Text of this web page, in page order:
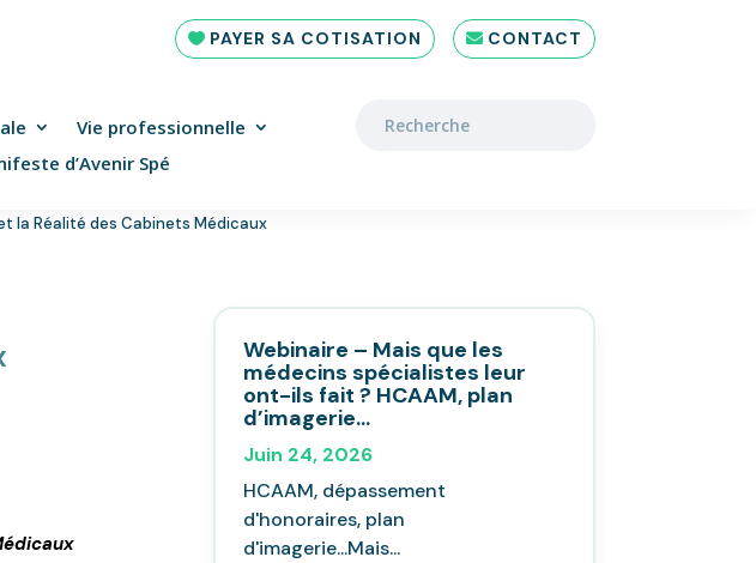
PAYER SA COTISATION CONTACT
Vie professionnelle
d’Avenir Spé
la Réalité des Cabinets Médicaux
Webinaire – Mais que les
médecins spécialistes leur
ont-ils fait ? HCAAM, plan
d’imagerie…
Juin 24, 2026
HCAAM, dépassement
d'honoraires, plan
d'imagerie...Mais...